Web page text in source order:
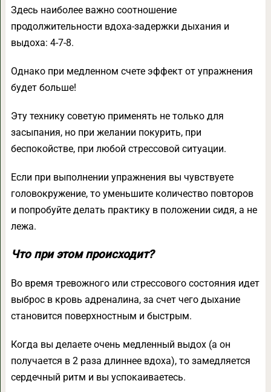
Здесь наиболее важно соотношение
продолжительности вдоха-задержки дыхания и
выдоха: 4-7-8.
Однако при медленном счете эффект от упражнения
будет больше!
Эту технику советую применять не только для
засыпания, но при желании покурить, при
беспокойстве, при любой стрессовой ситуации.
Если при выполнении упражнения вы чувствуете
головокружение, то уменьшите количество повторов
и попробуйте делать практику в положении сидя, а не
лежа.
Что при этом происходит?
Во время тревожного или стрессового состояния идет
выброс в кровь адреналина, за счет чего дыхание
становится поверхностным и быстрым.
Когда вы делаете очень медленный выдох (а он
получается в 2 раза длиннее вдоха), то замедляется
сердечный ритм и вы успокаиваетесь.